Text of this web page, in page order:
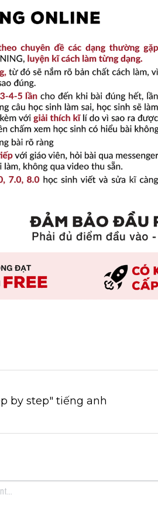
by step" tiếng anh